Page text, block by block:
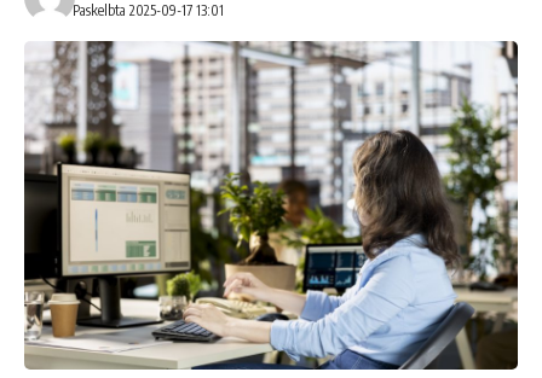
Paskelbta 2025-09-17 13:01